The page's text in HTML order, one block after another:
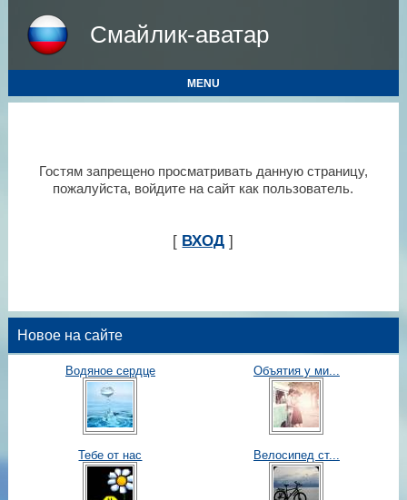
Смайлик-аватар
MENU
Гостям запрещено просматривать данную страницу,
пожалуйста, войдите на сайт как пользователь.
[ ВХОД ]
Новое на сайте
Водяное сердце Объятия у ми...
Тебе от нас Велосипед ст...